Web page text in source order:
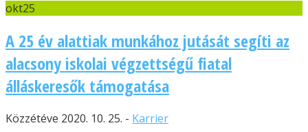
okt25
A 25 év alattiak munkához jutását segíti az
alacsony iskolai végzettségű fiatal
álláskeresők támogatása
Közzétéve 2020. 10. 25. - Karrier